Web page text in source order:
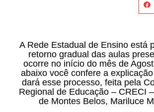
A Rede Estadual de Ensino está
retorno gradual das aulas
ocorre no início do mês de
abaixo você confere a
dará esse processo, feita pela
Regional de Educação – CRECI
de Montes Belos, Mariluce